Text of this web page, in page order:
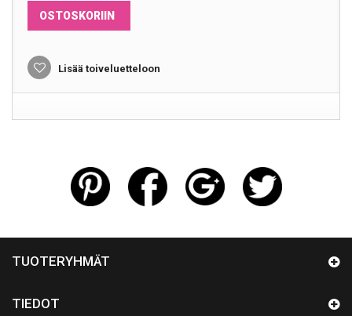
OSTOSKORIIN
Lisää toiveluetteloon
TUOTERYHMÄT
TIEDOT